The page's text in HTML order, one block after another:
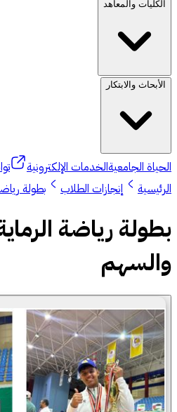
الكليات والمعاهد
الأبحاث والابتكار
الحياة الجامعيةالخدمات الإلكترونية
الرئيسية
إنجازات الطلاب بطولة
بطولة رياضة
والسهم